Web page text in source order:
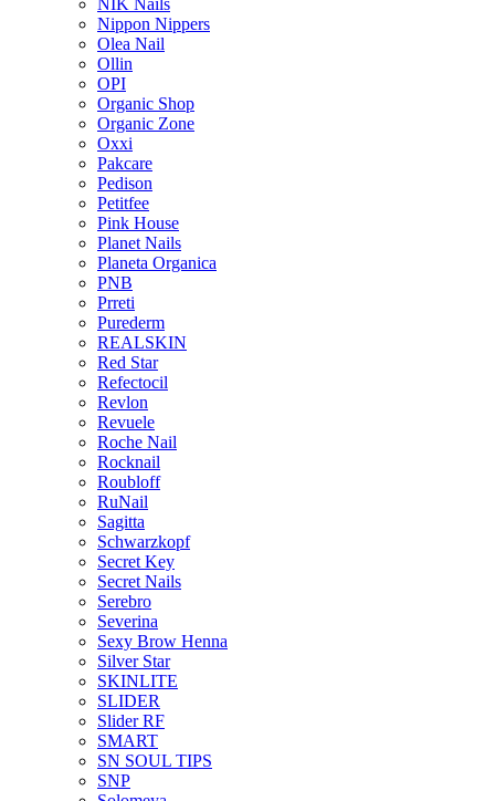
NIK Nails
Nippon Nippers
Olea Nail
Ollin
OPI
Organic Shop
Organic Zone
Oxxi
Pakcare
Pedison
Petitfee
Pink House
Planet Nails
Planeta Organica
PNB
Prreti
Purederm
REALSKIN
Red Star
Refectocil
Revlon
Revuele
Roche Nail
Rocknail
Roubloff
RuNail
Sagitta
Schwarzkopf
Secret Key
Secret Nails
Serebro
Severina
Sexy Brow Henna
Silver Star
SKINLITE
SLIDER
Slider RF
SMART
SN SOUL TIPS
SNP